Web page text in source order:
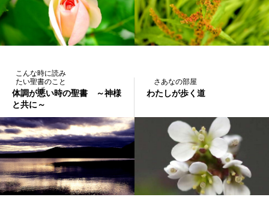
こんな時に読み
たい聖書のこと
ば
体調が悪い時の聖書 ～神様
と共に～
2014.12.21
さあなの部屋
わたしが歩く道
2025.12.04